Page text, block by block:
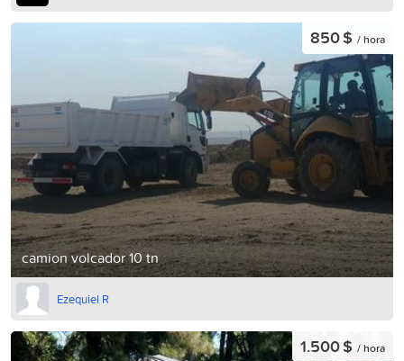
camion volcador 10 tn
850 $ / hora
Ezequiel R
1.500 $ / hora